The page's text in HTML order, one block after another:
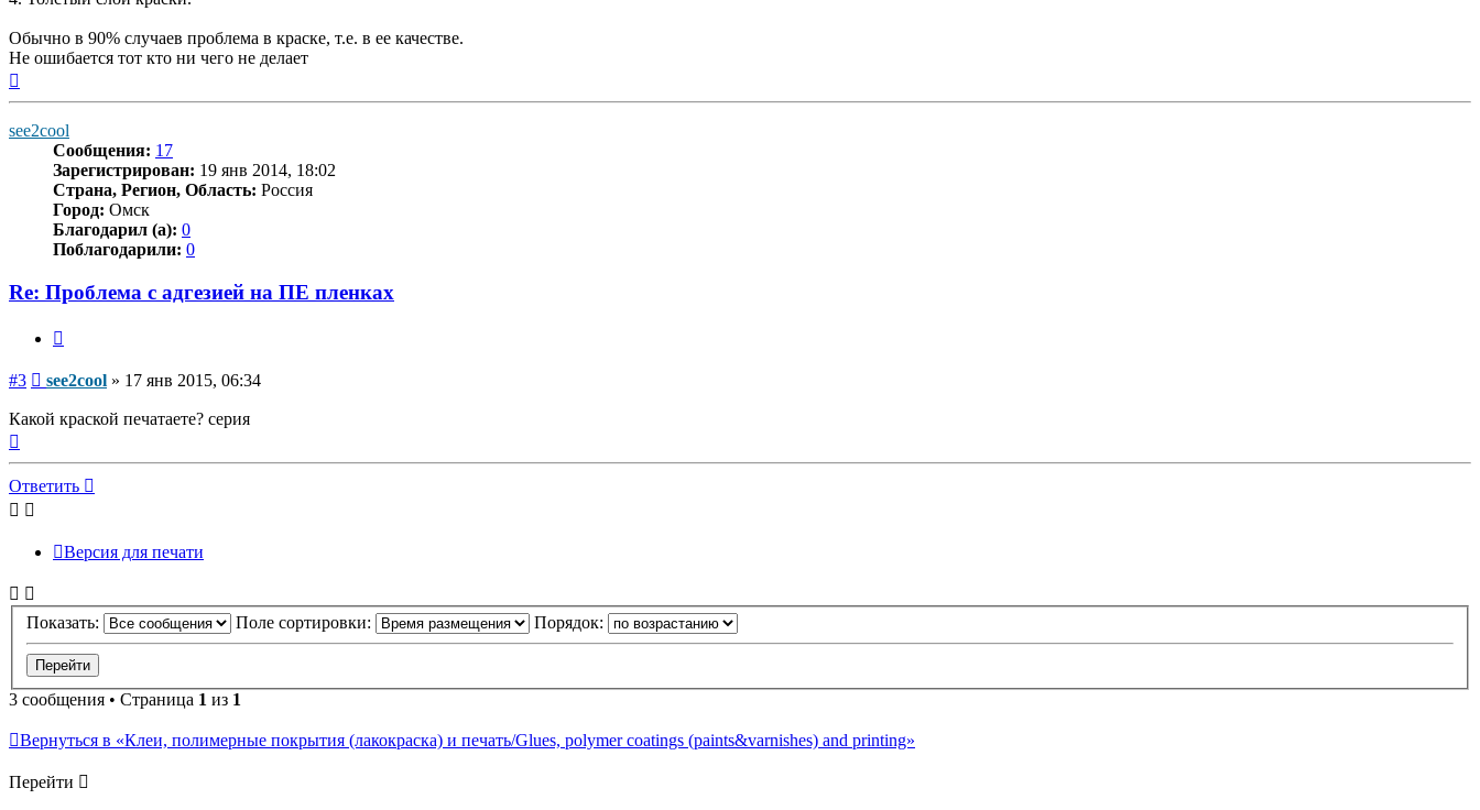
Обычно в 90% случаев проблема в краске, т.е. в ее качестве.
Не ошибается тот кто ни чего не делает
see2cool
Сообщения: 17
Зарегистрирован: 19 янв 2014, 18:02
Страна, Регион, Область: Россия
Город: Омск
Благодарил (а): 0
Поблагодарили: 0
Re: Проблема с адгезией на ПЕ пленках
#3 Сообщение
see2cool » 17 янв 2015, 06:34
Какой краской печатаете? серия
началу
Ответить
Версия для печати
Показать: Поле сортировки: Порядок:
3 сообщения • Страница 1 из 1
Вернуться в «Клеи, полимерные покрытия (лакокраска) и печать/Glues, polymer coatings (paints&varnishes) and printing»
Перейти